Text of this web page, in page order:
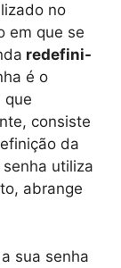
no
em que se
redefini-
é o
que
consiste
da
utiliza
abrange
sua senha